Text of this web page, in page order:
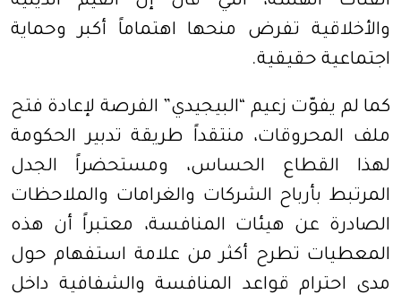
والأخلاقية تفرض منحها اهتماماً أكبر وحماية
اجتماعية حقيقية.
كما لم يفوّت زعيم “البيجيدي” الفرصة لإعادة فتح
ملف المحروقات، منتقداً طريقة تدبير الحكومة
لهذا القطاع الحساس، ومستحضراً الجدل
المرتبط بأرباح الشركات والغرامات والملاحظات
الصادرة عن هيئات المنافسة، معتبراً أن هذه
المعطيات تطرح أكثر من علامة استفهام حول
مدى احترام قواعد المنافسة والشفافية داخل